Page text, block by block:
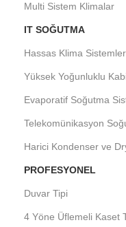
Multi Sistem Klimalar
IT SOĞUTMA
Hassas Klima
Yüksek Yoğunluklu
Evaporatif Soğutma
Telekomünikasyon
Harici Kondenser ve
PROFESYONEL
Duvar Tipi
4 Yöne Üflemeli Kaset